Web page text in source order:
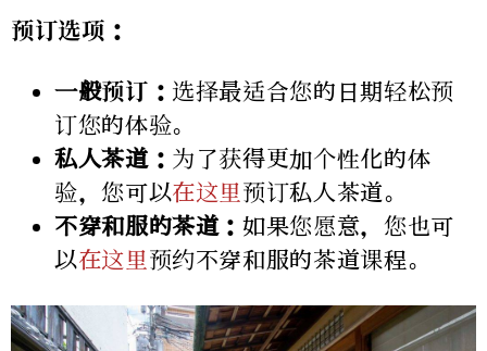
预订选项：
一般预订： 选择最适合您的日期轻松预
订您的体验。
私人茶道： 为了获得更加个性化的体
验，您可以在这里预订私人茶道。
不穿和服的茶道：如果您愿意，您也可
以在这里预约不穿和服的茶道课程。